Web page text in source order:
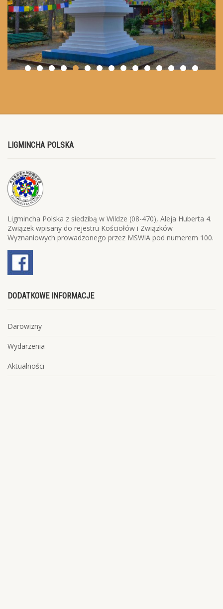
LIGMINCHA POLSKA
Ligmincha Polska z siedzibą w Wildze (08-470), Aleja Huberta 4.
Związek wpisany do rejestru Kościołów i Związków
Wyznaniowych prowadzonego przez MSWiA pod numerem 100.
DODATKOWE INFORMACJE
Darowizny
Wydarzenia
Aktualności